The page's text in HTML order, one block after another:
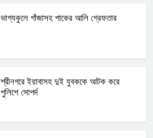
ভাগ্যকুলে গাঁজাসহ পাকের আলি গ্রেফতার
শ্রীনগরে ইয়াবাসহ দুই যুবককে আটক করে
পুলিশে সোপর্দ